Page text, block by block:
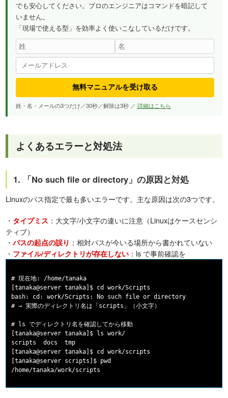
でも安心してください。プロのエンジニアはコマンドを暗記して
いません。
「現場で使える型」を効率よく使いこなしているだけです。
無料マニュアルを受け取る
姓・名・メールの3つだけ／30秒／解除は3秒 ／詳細はこちら
よくあるエラーと対処法
1. 「No such file or directory」の原因と対処
Linuxのパス指定で最も多いエラーです。主な原因は次の3つです。
・ タイプミス ：大文字/小文字の違いに注意（Linuxはケースセンシ
ティブ）
・パスの起点の誤り ：相対パスが今いる場所から書かれていない
・ ファイル/ディレクトリが存在しない ：ls で事前確認を
# 現在地: /home/tanaka
[tanaka@server tanaka]$ cd work/Scripts
bash: cd: work/Scripts: No such file or directory
# → 実際のディレクトリ名は「scripts」（小文字）
# ls でディレクトリ名を確認してから移動
[tanaka@server tanaka]$ ls work/
scripts  docs  tmp
[tanaka@server tanaka]$ cd work/scripts
[tanaka@server scripts]$ pwd